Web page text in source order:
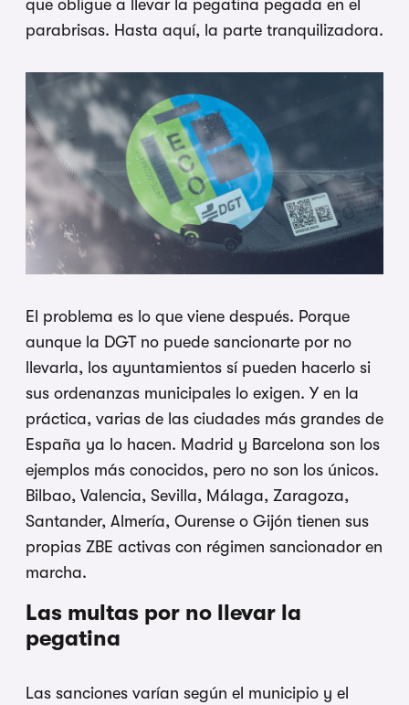
que obligue a llevar la pegatina pegada en el
parabrisas. Hasta aquí, la parte tranquilizadora.
El problema es lo que viene después. Porque
aunque la DGT no puede sancionarte por no
llevarla, los ayuntamientos sí pueden hacerlo si
sus ordenanzas municipales lo exigen. Y en la
práctica, varias de las ciudades más grandes de
España ya lo hacen. Madrid y Barcelona son los
ejemplos más conocidos, pero no son los únicos.
Bilbao, Valencia, Sevilla, Málaga, Zaragoza,
Santander, Almería, Ourense o Gijón tienen sus
propias ZBE activas con régimen sancionador en
marcha.
Las multas por no llevar la
pegatina
Las sanciones varían según el municipio y el